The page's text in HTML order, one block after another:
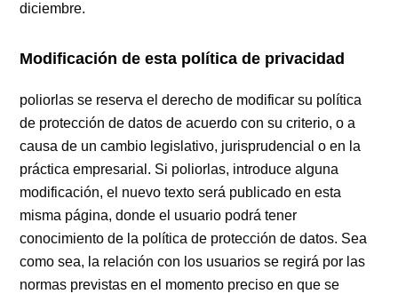
diciembre.
Modificación de esta política de privacidad
poliorlas se reserva el derecho de modificar su política
de protección de datos de acuerdo con su criterio, o a
causa de un cambio legislativo, jurisprudencial o en la
práctica empresarial. Si poliorlas, introduce alguna
modificación, el nuevo texto será publicado en esta
misma página, donde el usuario podrá tener
conocimiento de la política de protección de datos. Sea
como sea, la relación con los usuarios se regirá por las
normas previstas en el momento preciso en que se